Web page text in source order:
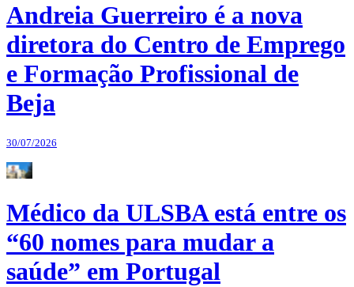
Andreia Guerreiro é a nova
diretora do Centro de Emprego
e Formação Profissional de
Beja
30/07/2026
Médico da ULSBA está entre os
“60 nomes para mudar a
saúde” em Portugal